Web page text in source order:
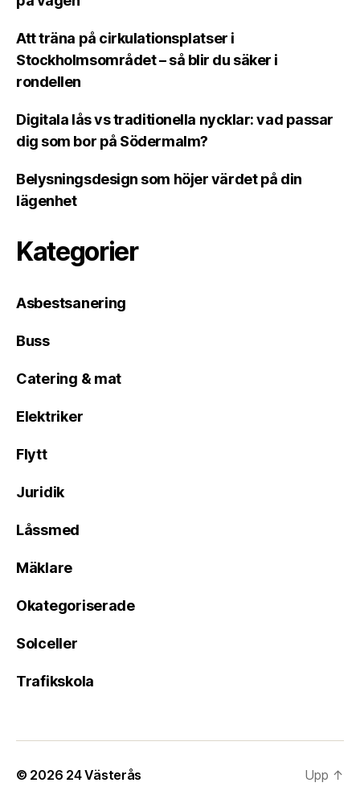
Att träna på cirkulationsplatser i
Stockholmsområdet – så blir du säker i
rondellen
Digitala lås vs traditionella nycklar: vad passar
dig som bor på Södermalm?
Belysningsdesign som höjer värdet på din
lägenhet
Kategorier
Asbestsanering
Buss
Catering & mat
Elektriker
Flytt
Juridik
Låssmed
Mäklare
Okategoriserade
Solceller
Trafikskola
© 2026 24 Västerås Upp ↑